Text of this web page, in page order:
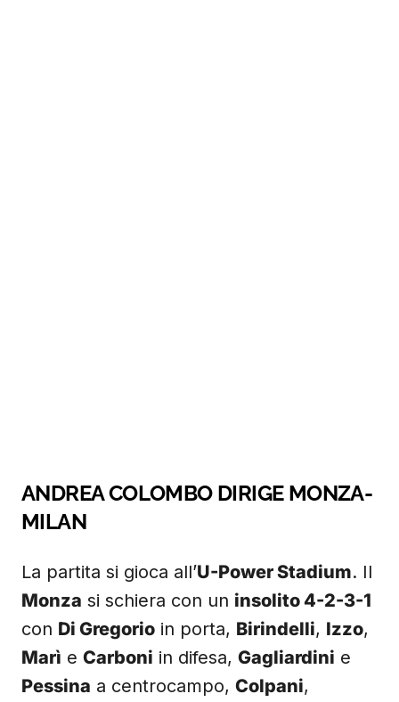
ANDREA COLOMBO DIRIGE MONZA-
MILAN
La partita si gioca all’U-Power Stadium. Il
Monza si schiera con un insolito 4-2-3-1
con Di Gregorio in porta, Birindelli, Izzo,
Marì e Carboni in difesa, Gagliardini e
Pessina a centrocampo, Colpani,